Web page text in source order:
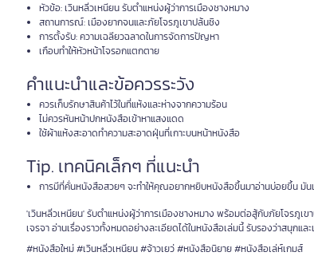
หัวข้อ: เวินหลิ่วเหนียน รับตำแหน่งผู้ว่าการเมืองชางหมาง
สถานการณ์: เมืองยากจนและภัยโจรภูเขาปล้นชิง
การตั้งรับ: ความเฉลียวฉลาดในการจัดการปัญหา
เกือบทำให้หัวหน้าโจรอกแตกตาย
คำแนะนำและข้อควรระวัง
ควรเก็บรักษาสินค้าไว้ในที่แห้งและห่างจากความร้อน
ไม่ควรหันหน้าปกหนังสือเข้าหาแสงแดด
ใช้ผ้าแห้งสะอาดทำความสะอาดฝุ่นที่เกาะบนหน้าหนังสือ
Tip. เทคนิคเล็กๆ ที่แนะนำ
การมีที่คั่นหนังสือสวยๆ จะทำให้คุณอยากหยิบหนังสือขึ้นมาอ่านบ่อยขึ้น มันเ
'เวินหลิ่วเหนียน' รับตำแหน่งผู้ว่าการเมืองชางหมาง พร้อมต่อสู้กับภัยโจรภูเข
เจรจา อ่านเรื่องราวทั้งหมดอย่างละเอียดได้ในหนังสือเล่มนี้ รับรองว่าสนุกแ
#หนังสือใหม่ #เวินหลิ่วเหนียน #จ้าวเยว่ #หนังสือนิยาย #หนังสือเล่ห์เกมส์